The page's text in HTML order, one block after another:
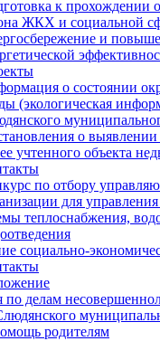
к прохождении
ЖКХ и социальной
и
о состоянии
(экологическая
о выявлении
учтенного объекта
по отбору
для
теплоснабжения,
социально-
по делам
родителям